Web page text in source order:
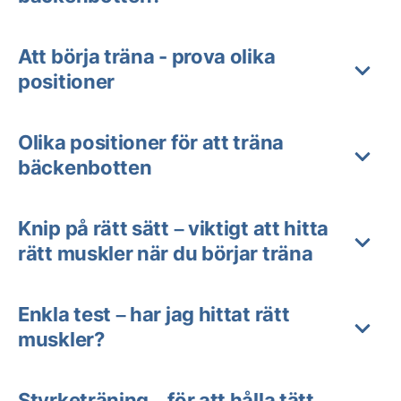
Att börja träna - prova olika
positioner
Olika positioner för att träna
bäckenbotten
Knip på rätt sätt – viktigt att hitta
rätt muskler när du börjar träna
Enkla test – har jag hittat rätt
muskler?